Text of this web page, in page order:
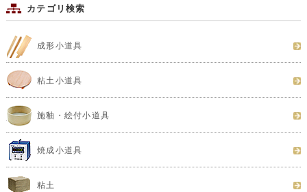
カテゴリ検索
成形小道具
粘土小道具
施釉・絵付小道具
焼成小道具
粘土